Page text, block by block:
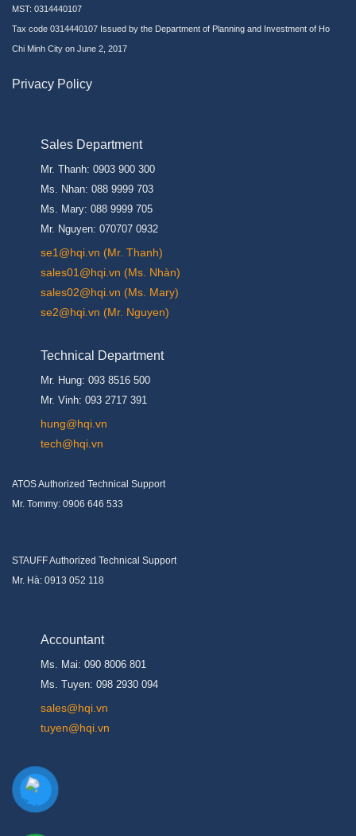
MST: 0314440107
Tax code 0314440107 Issued by the Department of Planning and Investment of Ho
Chi Minh City on June 2, 2017
Privacy Policy
Sales Department
Mr. Thanh: 0903 900 300
Ms. Nhan: 088 9999 703
Ms. Mary: 088 9999 705
Mr. Nguyen: 070707 0932
se1@hqi.vn (Mr. Thanh)
sales01@hqi.vn (Ms. Nhàn)
sales02@hqi.vn (Ms. Mary)
se2@hqi.vn (Mr. Nguyen)
Technical Department
Mr. Hung: 093 8516 500
Mr. Vinh: 093 2717 391
hung@hqi.vn
tech@hqi.vn
ATOS Authorized Technical Support
Mr. Tommy: 0906 646 533
STAUFF Authorized Technical Support
Mr. Hà: 0913 052 118
Accountant
Ms. Mai: 090 8006 801
Ms. Tuyen: 098 2930 094
sales@hqi.vn
tuyen@hqi.vn